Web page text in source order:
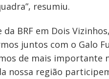
resumiu.
BRF em Dois
juntos com o Galo
de mais importante
nossa região